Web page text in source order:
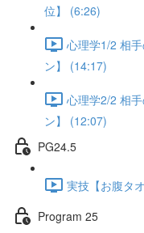
位】 (6:26)
心理学1/2 相
ン】 (14:17)
心理学2/2 相
ン】 (12:07)
PG24.5
実技【お腹タ
Program 25